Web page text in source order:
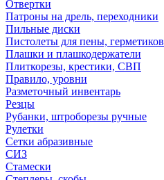
Отвертки
Патроны на дрель, переходники
Пильные диски
Пистолеты для пены, герметиков
Плашки и плашкодержатели
Плиткорезы, крестики, СВП
Правило, уровни
Разметочный инвентарь
Резцы
Рубанки, штроборезы ручные
Рулетки
Сетки абразивные
СИЗ
Стамески